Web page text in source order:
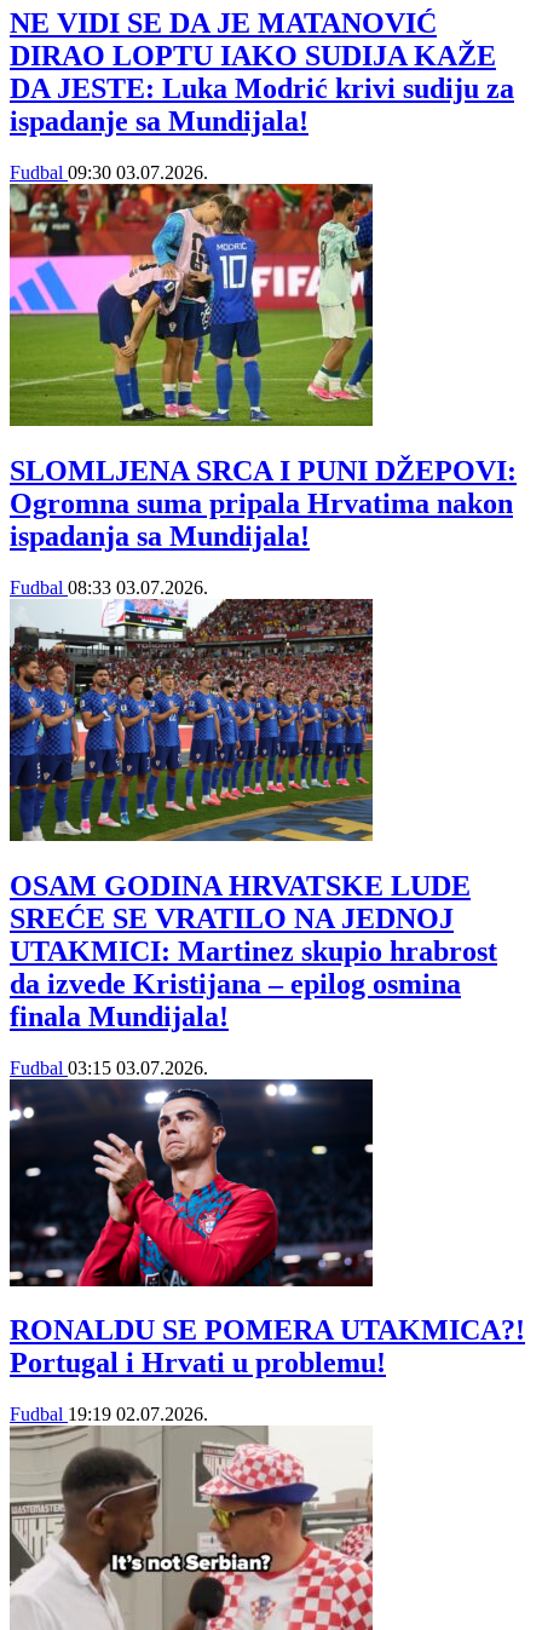
NE VIDI SE DA JE MATANOVIĆ
DIRAO LOPTU IAKO SUDIJA KAŽE
DA JESTE: Luka Modrić krivi sudiju za
ispadanje sa Mundijala!
Fudbal 09:30 03.07.2026.
SLOMLJENA SRCA I PUNI DŽEPOVI:
Ogromna suma pripala Hrvatima nakon
ispadanja sa Mundijala!
Fudbal 08:33 03.07.2026.
OSAM GODINA HRVATSKE LUDE
SREĆE SE VRATILO NA JEDNOJ
UTAKMICI: Martinez skupio hrabrost
da izvede Kristijana – epilog osmina
finala Mundijala!
Fudbal 03:15 03.07.2026.
RONALDU SE POMERA UTAKMICA?!
Portugal i Hrvati u problemu!
Fudbal 19:19 02.07.2026.